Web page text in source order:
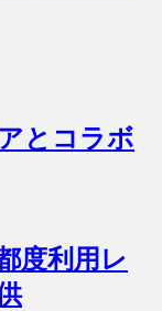
とコラボ
度利用レ